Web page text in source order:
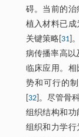
碍。当前的治
植入材料已
关键策略[ 31 ]
病传播率高以
临床应用。
势和可行的
32]。尽管骨
组织结构和功
组织和力学